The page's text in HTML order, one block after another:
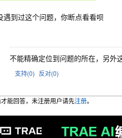
遇到过这个问题，你断点看看呗
不能精确定位到问题的所在，另外
支持(0) 反对(0)
能回答，未注册用户请先注册。